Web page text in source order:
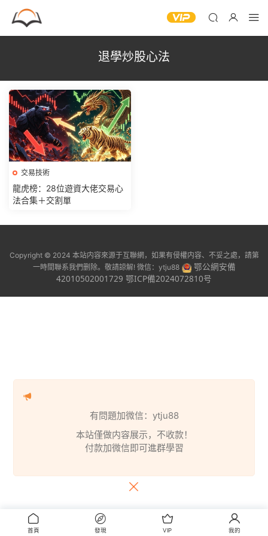
退學炒股心法
交易技術
龍虎榜：28位遊資大佬交易心
法合集＋交割單
Copyright © 2024 本站内容來源于互聯網，如果有侵權内容、不妥之處，請第
一時間聯系我們删除。敬請諒解! 微信：ytju88
鄂公網安備
42010502001729 鄂ICP備2024072810号
首頁 發現 VIP 我的
有問題加微信：ytju88
本站僅做内容展示，不收款！
付款加微信即可進群學習